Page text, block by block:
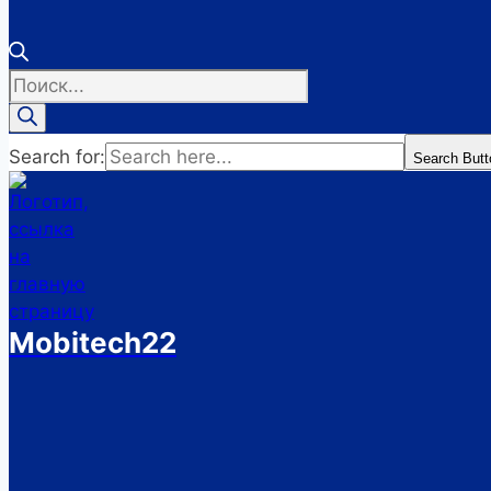
Поиск
товаров
Search for: Search
Mobitech22